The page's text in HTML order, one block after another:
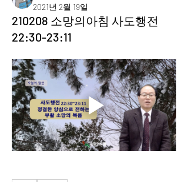
2021년 2월 19일
210208 소망의아침 사도행전
22:30-23:11